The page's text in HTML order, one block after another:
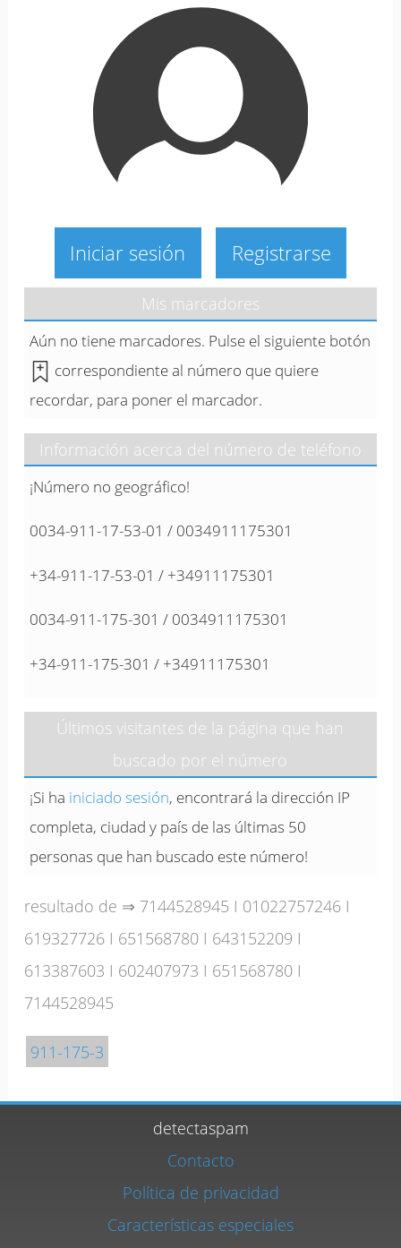
Iniciar sesión Registrarse
Mis marcadores
Aún no tiene marcadores. Pulse el siguiente botón
correspondiente al número que quiere
recordar, para poner el marcador.
Información acerca del número de teléfono
¡Número no geográfico!
0034-911-17-53-01 / 0034911175301
+34-911-17-53-01 / +34911175301
0034-911-175-301 / 0034911175301
+34-911-175-301 / +34911175301
Últimos visitantes de la página que han
buscado por el número
¡Si ha iniciado sesión, encontrará la dirección IP
completa, ciudad y país de las últimas 50
personas que han buscado este número!
resultado de ⇒ 7144528945 I 01022757246 I
619327726 I 651568780 I 643152209 I
613387603 I 602407973 I 651568780 I
7144528945
911-175-3
detectaspam
Contacto
Política de privacidad
Características especiales